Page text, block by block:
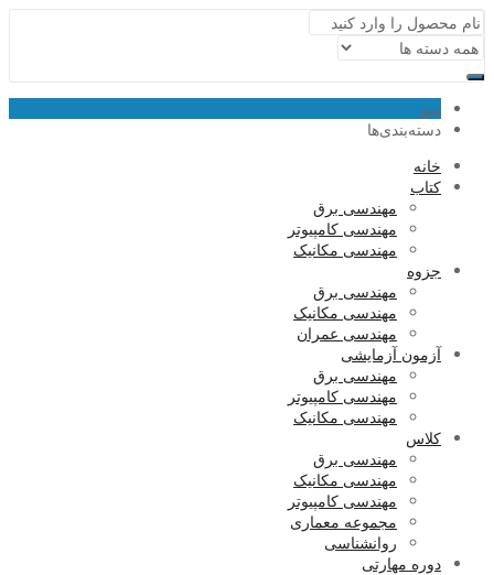
منو
دسته‌بندی‌ها
خانه
کتاب
مهندسی برق
مهندسی کامپیوتر
مهندسی مکانیک
جزوه
مهندسی برق
مهندسی مکانیک
مهندسی عمران
آزمون آزمایشی
مهندسی برق
مهندسی کامپیوتر
مهندسی مکانیک
کلاس
مهندسی برق
مهندسی مکانیک
مهندسی کامپیوتر
مجموعه معماری
روانشناسی
دوره مهارتی